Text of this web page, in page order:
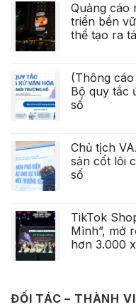
Quảng cáo
triển bền
thể tạo ra
(Thông
Bộ quy tắc
số
Chủ tịch
sản cốt lõi
số
TikTok
Mình”, mở
hơn 3.000
ĐỐI TÁC – THÀNH